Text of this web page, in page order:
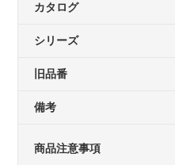
カタログ
シリーズ
旧品番
備考
商品注意事項